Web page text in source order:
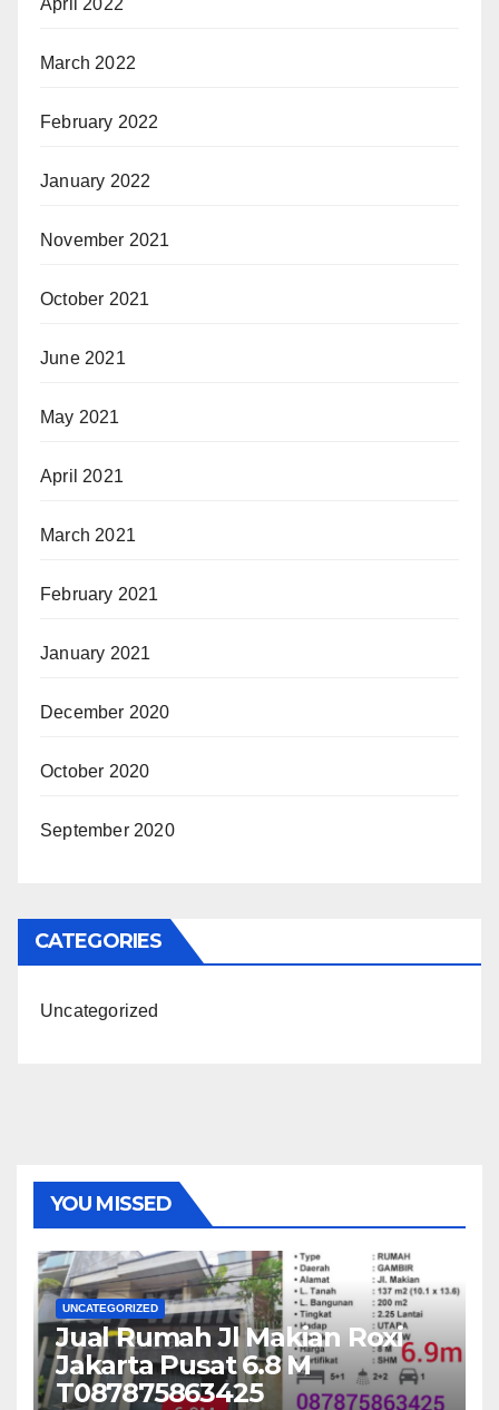
March 2022
February 2022
January 2022
November 2021
October 2021
June 2021
May 2021
April 2021
March 2021
February 2021
January 2021
December 2020
October 2020
September 2020
CATEGORIES
Uncategorized
YOU MISSED
UNCATEGORIZED
Jual Rumah Jl Makian Roxi
Jakarta Pusat 6.8 M
T087875863425